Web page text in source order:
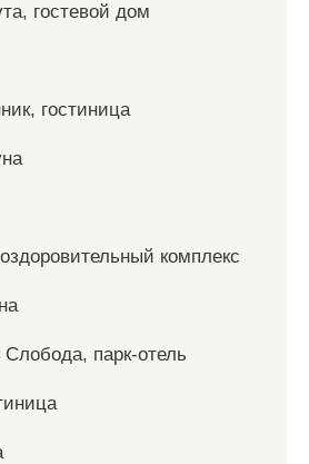
гостевой дом
гостиница
комплекс
Слобода, парк-отель